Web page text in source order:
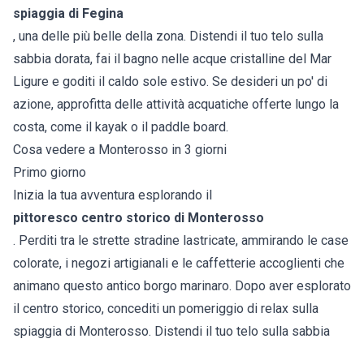
spiaggia di Fegina
, una delle più belle della zona. Distendi il tuo telo sulla
sabbia dorata, fai il bagno nelle acque cristalline del Mar
Ligure e goditi il caldo sole estivo. Se desideri un po' di
azione, approfitta delle attività acquatiche offerte lungo la
costa, come il kayak o il paddle board.
Cosa vedere a Monterosso in 3 giorni
Primo giorno
Inizia la tua avventura esplorando il
pittoresco centro storico di Monterosso
. Perditi tra le strette stradine lastricate, ammirando le case
colorate, i negozi artigianali e le caffetterie accoglienti che
animano questo antico borgo marinaro. Dopo aver esplorato
il centro storico, concediti un pomeriggio di relax sulla
spiaggia di Monterosso. Distendi il tuo telo sulla sabbia